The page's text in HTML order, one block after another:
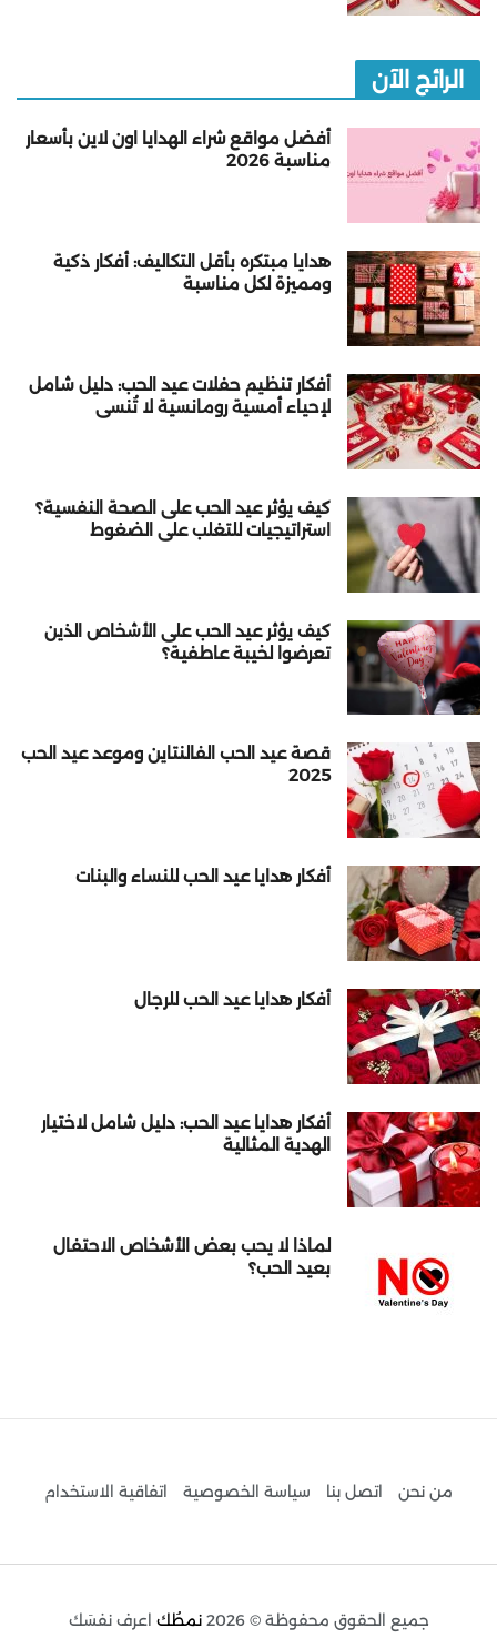
الرائج الآن
أفضل مواقع شراء الهدايا اون لاين بأسعار
مناسبة 2026
هدايا مبتكره بأقل التكاليف: أفكار ذكية
ومميزة لكل مناسبة
أفكار تنظيم حفلات عيد الحب: دليل شامل
لإحياء أمسية رومانسية لا تُنسى
كيف يؤثر عيد الحب على الصحة النفسية؟
استراتيجيات للتغلب على الضغوط
كيف يؤثر عيد الحب على الأشخاص الذين
تعرضوا لخيبة عاطفية؟
قصة عيد الحب الفالنتاين وموعد عيد الحب
2025
أفكار هدايا عيد الحب للنساء والبنات
أفكار هدايا عيد الحب للرجال
أفكار هدايا عيد الحب: دليل شامل لاختيار
الهدية المثالية
لماذا لا يحب بعض الأشخاص الاحتفال
بعيد الحب؟
من نحن اتصل بنا سياسة الخصوصية اتفاقية الاستخدام
جميع الحقوق محفوظة © 2026 نمطُك اعرف نفسَك